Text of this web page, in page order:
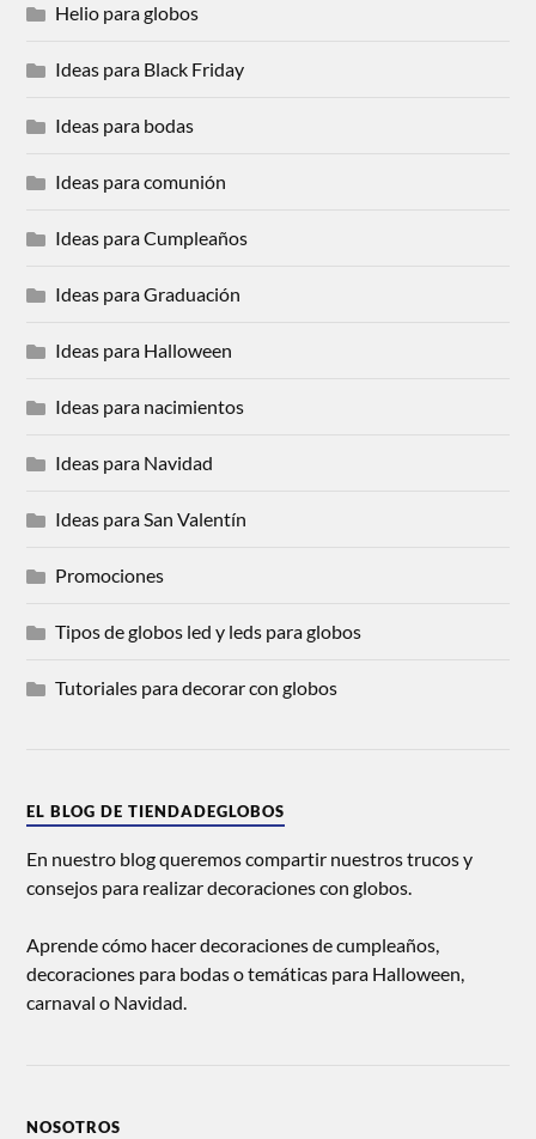
Helio para globos
Ideas para Black Friday
Ideas para bodas
Ideas para comunión
Ideas para Cumpleaños
Ideas para Graduación
Ideas para Halloween
Ideas para nacimientos
Ideas para Navidad
Ideas para San Valentín
Promociones
Tipos de globos led y leds para globos
Tutoriales para decorar con globos
EL BLOG DE TIENDADEGLOBOS
En nuestro blog queremos compartir nuestros trucos y
consejos para realizar decoraciones con globos.
Aprende cómo hacer decoraciones de cumpleaños,
decoraciones para bodas o temáticas para Halloween,
carnaval o Navidad.
NOSOTROS